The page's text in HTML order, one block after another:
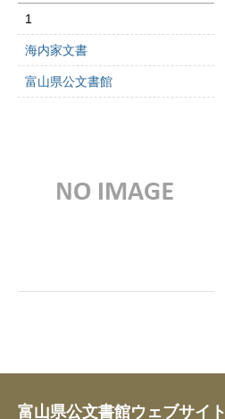
1
海内家文書
富山県公文書館
富山県公文書館ウェブサイト